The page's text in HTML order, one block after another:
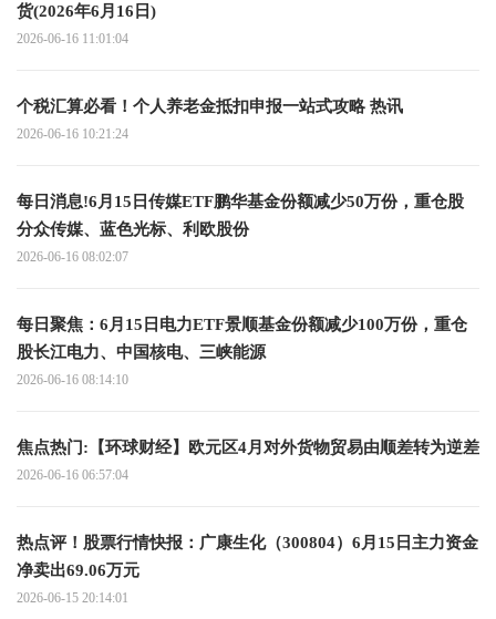
货(2026年6月16日)
2026-06-16 11:01:04
个税汇算必看！个人养老金抵扣申报一站式攻略 热讯
2026-06-16 10:21:24
每日消息!6月15日传媒ETF鹏华基金份额减少50万份，重仓股
分众传媒、蓝色光标、利欧股份
2026-06-16 08:02:07
每日聚焦：6月15日电力ETF景顺基金份额减少100万份，重仓
股长江电力、中国核电、三峡能源
2026-06-16 08:14:10
焦点热门:【环球财经】欧元区4月对外货物贸易由顺差转为逆差
2026-06-16 06:57:04
热点评！股票行情快报：广康生化（300804）6月15日主力资金
净卖出69.06万元
2026-06-15 20:14:01